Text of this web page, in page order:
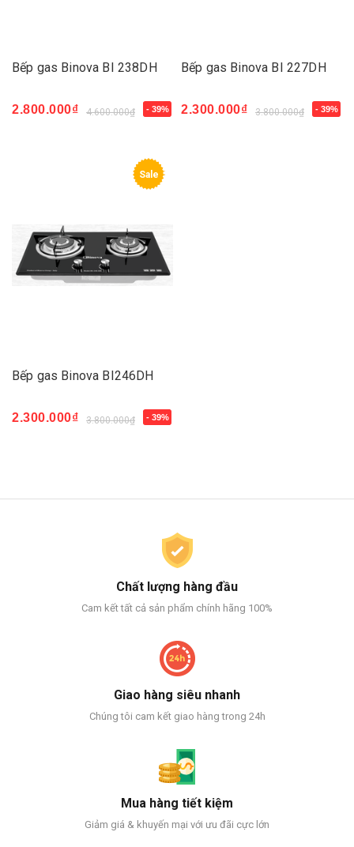
Bếp gas Binova BI 238DH
2.800.000₫ 4.600.000₫ - 39%
Bếp gas Binova BI 227DH
2.300.000₫ 3.800.000₫ - 39%
Sale
Bếp gas Binova BI246DH
2.300.000₫ 3.800.000₫ - 39%
Chất lượng hàng đầu
Cam kết tất cả sản phẩm chính hãng 100%
Giao hàng siêu nhanh
Chúng tôi cam kết giao hàng trong 24h
Mua hàng tiết kiệm
Giảm giá & khuyến mại với ưu đãi cực lớn